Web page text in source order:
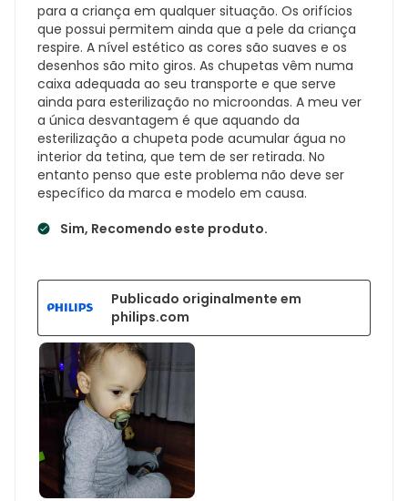
para a criança em qualquer situação. Os orifícios
que possui permitem ainda que a pele da criança
respire. A nível estético as cores são suaves e os
desenhos são mito giros. As chupetas vêm numa
caixa adequada ao seu transporte e que serve
ainda para esterilização no microondas. A meu ver
a única desvantagem é que aquando da
esterilização a chupeta pode acumular água no
interior da tetina, que tem de ser retirada. No
entanto penso que este problema não deve ser
específico da marca e modelo em causa.
Sim, Recomendo este produto.
Publicado originalmente em
philips.com